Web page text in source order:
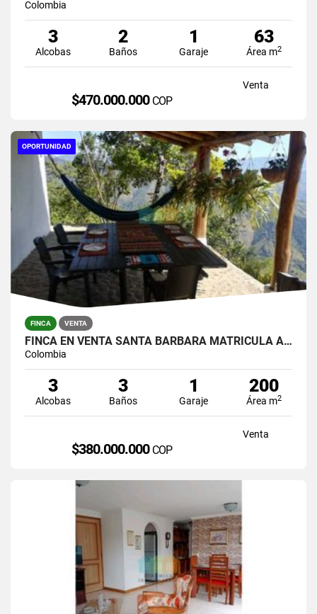
Colombia
3
Alcobas
2
Baños
1
Garaje
63
Área m2
Venta
$470.000.000 COP
OPORTUNIDAD
FINCA VENTA
FINCA EN VENTA SANTA BARBARA MATRICULA AL 100%
Colombia
3
Alcobas
3
Baños
1
Garaje
200
Área m2
Venta
$380.000.000 COP